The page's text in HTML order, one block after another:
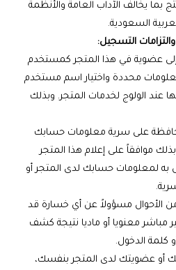
بما يخالف الآداب العامة والأنظمة
السعودية.
التسجيل:
إلى عضوية في هذا المتجر كمستخدم
محددة واختيار اسم مستخدم
عند الولوج لخدمات المتجر. وبذلك
على سرية معلومات حسابك
موافقاً على إعلام هذا المتجر
به لمعلومات حسابك لدى المتجر أو
من الأحوال مسؤولاً عن أي خسارة قد
معنويا أو ماديا نتيجة كشف
الدخول.
أو عضويتك لدى المتجر بنفسك،